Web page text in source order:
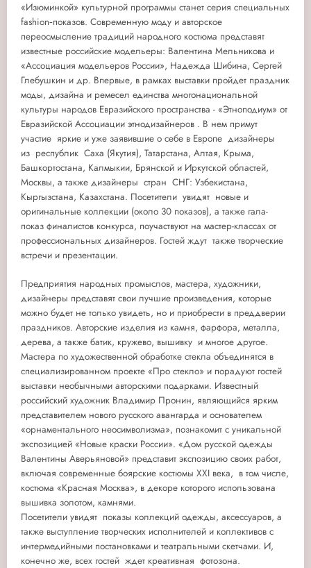
«Изюминкой» культурной программы станет серия специальных
fashion‑показов. Современную моду и авторское
переосмысление традиций народного костюма представят
известные российские модельеры: Валентина Мельникова и
«Ассоциация модельеров России», Надежда Шибина, Сергей
Глебушкин и др. Впервые, в рамках выставки пройдет праздник
моды, дизайна и ремесел единства многонациональной
культуры народов Евразийского пространства - «Этноподиум» от
Евразийской Ассоциации этнодизайнеров . В нем примут
участие яркие и уже заявившие о себе в Европе дизайнеры
из республик Саха (Якутия), Татарстана, Алтая, Крыма,
Башкортостана, Калмыкии, Брянской и Иркутской областей,
Москвы, а также дизайнеры стран СНГ: Узбекистана,
Кыргызстана, Казахстана. Посетители увидят новые и
оригинальные коллекции (около 30 показов), а также гала-
показ финалистов конкурса, поучаствуют на мастер-классах от
профессиональных дизайнеров. Гостей ждут также творческие
встречи и презентации.
Предприятия народных промыслов, мастера, художники,
дизайнеры представят свои лучшие произведения, которые
можно будет не только увидеть, но и приобрести в преддверии
праздников. Авторские изделия из камня, фарфора, металла,
дерева, а также батик, кружево, вышивку и многое другое.
Мастера по художественной обработке стекла объединятся в
специализированном проекте «Про стекло» и порадуют гостей
выставки необычными авторскими подарками. Известный
российский художник Владимир Пронин, являющийся ярким
представителем нового русского авангарда и основателем
«орнаментального неосимволизма», познакомит с уникальной
экспозицией «Новые краски России». «Дом русской одежды
Валентины Аверьяновой» представит экспозицию своих работ,
включая современные боярские костюмы XXI века, в том числе,
костюма «Красная Москва», в декоре которого использована
вышивка золотом, камнями.
Посетители увидят показы коллекций одежды, аксессуаров, а
также выступление творческих исполнителей и коллективов с
интермедийными постановками и театральными скетчами. И,
конечно же, всех гостей ждет креативная фотозона.